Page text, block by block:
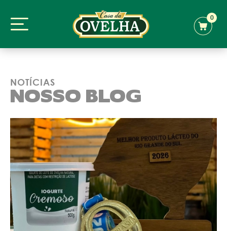
0
NOTÍCIAS
NOSSO BLOG